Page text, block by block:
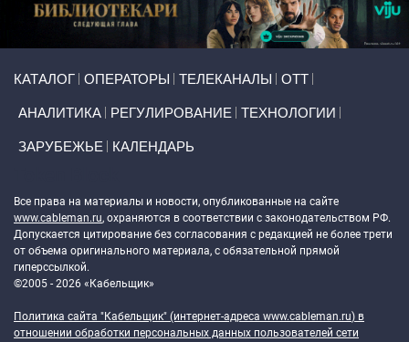
КАТАЛОГ ОПЕРАТОРЫ ТЕЛЕКАНАЛЫ ОТТ
АНАЛИТИКА РЕГУЛИРОВАНИЕ ТЕХНОЛОГИИ
ЗАРУБЕЖЬЕ КАЛЕНДАРЬ
Все права на материалы и новости, опубликованные на сайте
www.cableman.ru, охраняются в соответствии с законодательством РФ.
Допускается цитирование без согласования с редакцией не более трети
от объема оригинального материала, с обязательной прямой
гиперссылкой.
©2005 - 2026 «Кабельщик»
Политика сайта "Кабельщик" (интернет-адреса www.cableman.ru) в
отношении обработки персональных данных пользователей сети